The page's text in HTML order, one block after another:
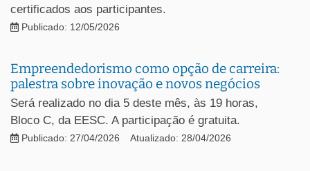
certificados aos participantes.
Publicado: 12/05/2026
Empreendedorismo como opção de carreira:
palestra sobre inovação e novos negócios
Será realizado no dia 5 deste mês, às 19 horas,
Bloco C, da EESC. A participação é gratuita.
Publicado: 27/04/2026 Atualizado: 28/04/2026